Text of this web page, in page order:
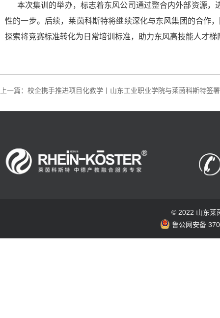
本次集训的举办，标志着东风公司通过整合内外部资源，
性的一步。后续，莱茵科斯特将继续深化与东风集团的合作
探索将竞赛标准转化为日常培训标准，助力东风高技能人才梯
上一篇：校企携手推进项目化教学丨山东工业职业学院与莱茵科斯特签
© 2022 山东莱
鲁公网安备